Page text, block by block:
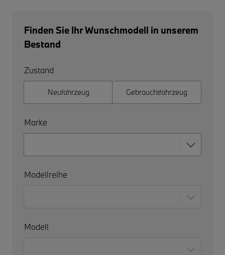
Finden Sie Ihr Wunschmodell in unserem
Bestand
Zustand
Neufahrzeug Gebrauchtfahrzeug
Marke
Modellreihe
Modell